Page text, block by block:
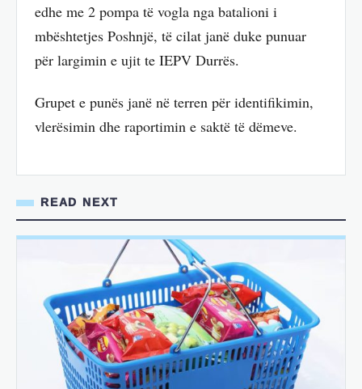
edhe me 2 pompa të vogla nga batalioni i
mbështetjes Poshnjë, të cilat janë duke punuar
për largimin e ujit te IEPV Durrës.
Grupet e punës janë në terren për identifikimin,
vlerësimin dhe raportimin e saktë të dëmeve.
READ NEXT